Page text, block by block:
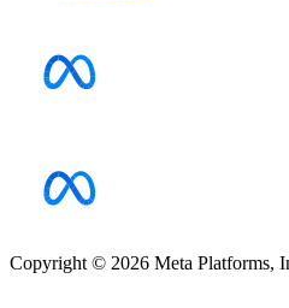
Copyright © 2026 Meta Platforms,